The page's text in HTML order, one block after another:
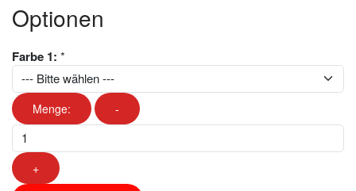
Optionen
Farbe 1: *
Menge: -
+